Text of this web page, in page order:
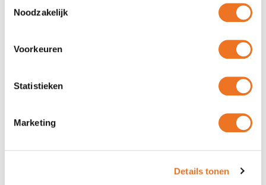
Noodzakelijk
Voorkeuren
Statistieken
Marketing
Details tonen
02-08-2026
Goede service.